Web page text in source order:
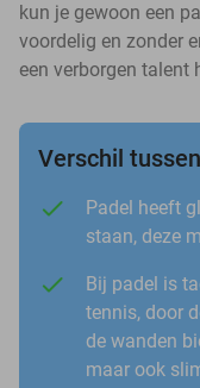
kun je gewoon een
voordelig en zonder
een verborgen talent
Verschil
Padel heeft
staan, deze
Bij padel is
tennis, door
de wanden
maar ook